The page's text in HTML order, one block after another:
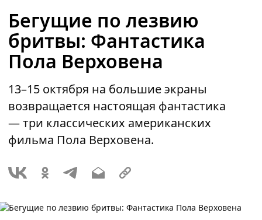
Бегущие по лезвию
бритвы: Фантастика
Пола Верховена
13–15 октября на большие экраны
возвращается настоящая фантастика
— три классических американских
фильма Пола Верховена.